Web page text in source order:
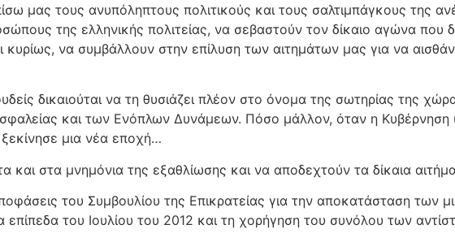
μας τους ανυπόληπτους πολιτικούς και τους σαλτιμπάγκους της
της ελληνικής πολιτείας, να σεβαστούν τον δίκαιο αγώνα που
να συμβάλλουν στην επίλυση των αιτημάτων μας για να
δικαιούται να τη θυσιάζει πλέον στο όνομα της σωτηρίας της
και των Ενόπλων Δυνάμεων. Πόσο μάλλον, όταν η Κυβέρνηση
μια νέα εποχή…
στα μνημόνια της εξαθλίωσης και να αποδεχτούν τα δίκαια
του Συμβουλίου της Επικρατείας για την αποκατάσταση των
του Ιουλίου του 2012 και τη χορήγηση του συνόλου των